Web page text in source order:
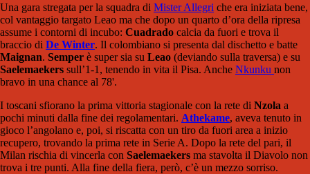
Una gara stregata per la squadra di Mister Allegri che era iniziata bene,
col vantaggio targato Leao ma che dopo un quarto d’ora della ripresa
assume i contorni di incubo: Cuadrado calcia da fuori e trova il
braccio di De Winter. Il colombiano si presenta dal dischetto e batte
Maignan. Semper è super sia su Leao (deviando sulla traversa) e su
Saelemaekers sull’1-1, tenendo in vita il Pisa. Anche Nkunku non
bravo in una chance al 78'.
I toscani sfiorano la prima vittoria stagionale con la rete di Nzola a
pochi minuti dalla fine dei regolamentari. Athekame, aveva tenuto in
gioco l’angolano e, poi, si riscatta con un tiro da fuori area a inizio
recupero, trovando la prima rete in Serie A. Dopo la rete del pari, il
Milan rischia di vincerla con Saelemaekers ma stavolta il Diavolo non
trova i tre punti. Alla fine della fiera, però, c’è un mezzo sorriso.